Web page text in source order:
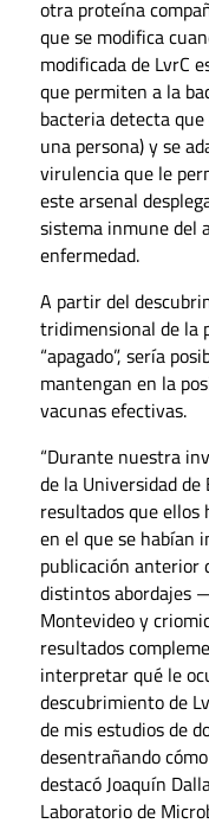
otra proteína
que se modifica
modificada de LvrC
que permiten a la
bacteria detecta
una persona) y se
virulencia que le
este arsenal
sistema inmune del
enfermedad.
A partir del
tridimensional de la
“apagado”, sería
mantengan en la
vacunas efectivas.
“Durante nuestra
de la Universidad
resultados que ellos
en el que se habían
publicación anterior
distintos abordajes
Montevideo y
resultados
interpretar qué le
descubrimiento de
de mis estudios de
desentrañando cómo
destacó Joaquín
Laboratorio de